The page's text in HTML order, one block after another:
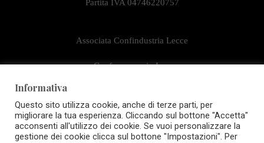
Partita IVA 04746220757
Associata Confindustria Lecce
e Confcommercio Lecce
Informativa
Questo sito utilizza cookie, anche di terze parti, per
migliorare la tua esperienza. Cliccando sul bottone "Accetta"
acconsenti all'utilizzo dei cookie. Se vuoi personalizzare la
gestione dei cookie clicca sul bottone "Impostazioni". Per